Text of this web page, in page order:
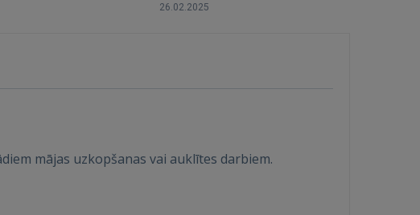
26.02.2025
mājas uzkopšanas vai auklītes darbiem.